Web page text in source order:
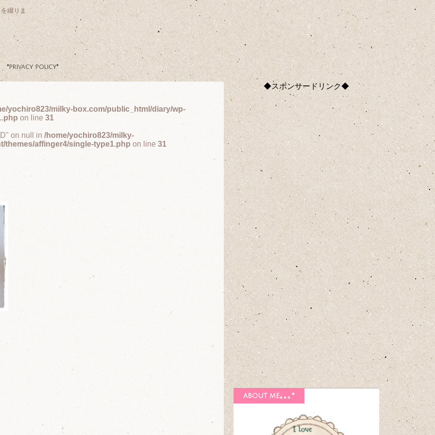
綴りま
*privacy policy*
yochiro823/milky-box.com/public_html/diary/wp-
on line 31
on null in /home/yochiro823/milky-
themes/affinger4/single-type1.php on line 31
◆スポンサードリンク◆
about me｡｡｡*